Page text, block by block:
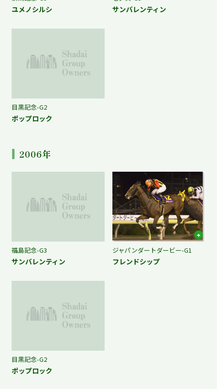
ユメノシルシ サンバレンティン
目黒記念-G2
ポップロック
2006年
福島記念-G3
サンバレンティン
ジャパンダートダービー-G1
フレンドシップ
目黒記念-G2
ポップロック